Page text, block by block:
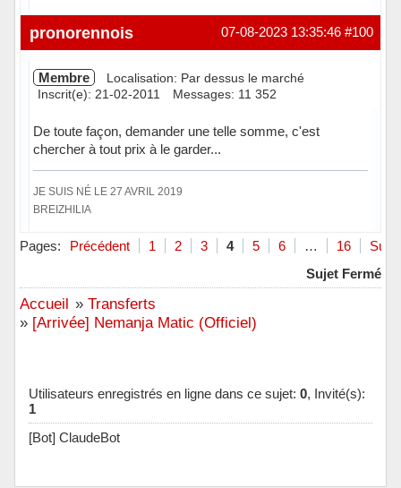
Hors ligne #100
07-08-2023 13:35:46
pronorennois
Membre
Localisation: Par dessus le marché
Inscrit(e): 21-02-2011
Messages: 11 352
De toute façon, demander une telle somme, c'est
chercher à tout prix à le garder...
JE SUIS NÉ LE 27 AVRIL 2019
BREIZHILIA
Hors ligne
Pages: Précédent 1 2 3 4 5 6 … 16
Sujet Fermé
Accueil » Transferts
» [Arrivée] Nemanja Matic (Officiel)
Utilisateurs enregistrés en ligne dans ce sujet: 0, Invité(s):
1
[Bot] ClaudeBot